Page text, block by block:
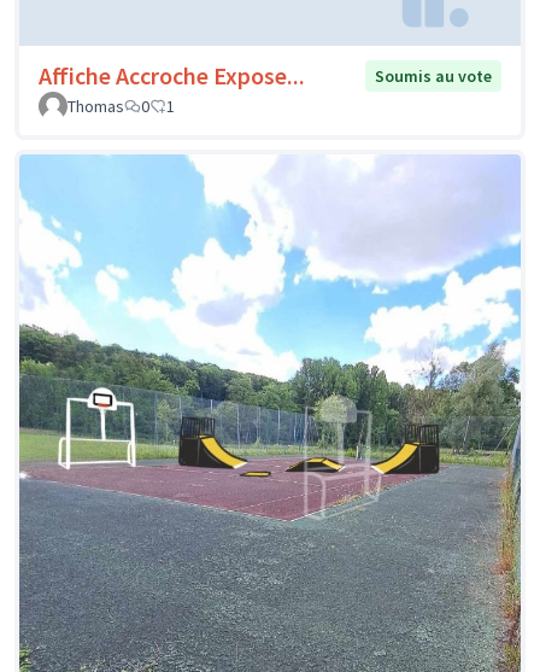
Affiche Accroche Expose...
Soumis au vote
Thomas
0 1